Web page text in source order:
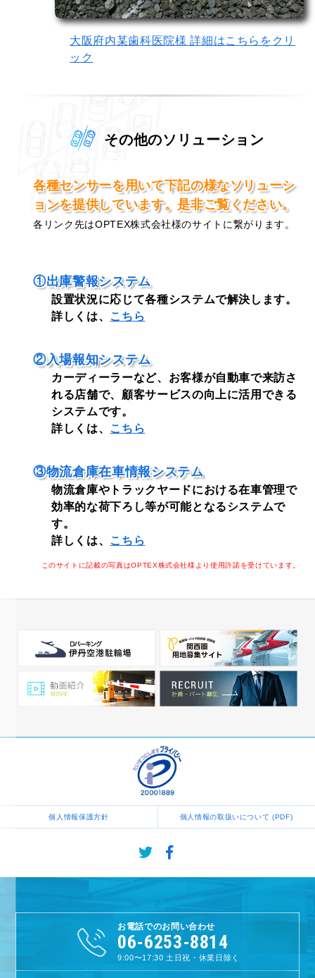
大阪府内某歯科医院様 詳細はこちらをクリ
ック
その他のソリューション
各種センサーを用いて下記の様なソリューシ
ョンを提供しています。是非ご覧ください。
各リンク先はOPTEX株式会社様のサイトに繋がります。
①出庫警報システム
設置状況に応じて各種システムで解決します。
詳しくは、 こちら
②入場報知システム
カーディーラーなど、お客様が自動車で来訪さ
れる店舗で、顧客サービスの向上に活用できる
システムです。
詳しくは、 こちら
③物流倉庫在車情報システム
物流倉庫やトラックヤードにおける在車管理で
効率的な荷下ろし等が可能となるシステムで
す。
詳しくは、 こちら
このサイトに記載の写真はOPTEX株式会社様より使用許諾を受けています。
個人情報保護方針 個人情報の取扱いについて (PDF)
お電話でのお問い合わせ
06-6253-8814
9:00〜17:30 土日祝・休業日除く